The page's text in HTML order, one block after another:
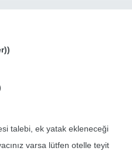
talebi, ek yatak ekleneceği
varsa lütfen otelle teyit